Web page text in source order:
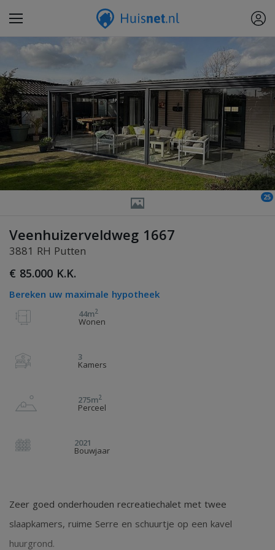
25
Veenhuizerveldweg 1667
3881 RH Putten
€ 85.000 K.K.
Bereken uw maximale hypotheek
44m2
Wonen
3
Kamers
275m2
Perceel
2021
Bouwjaar
Zeer goed onderhouden recreatiechalet met twee
slaapkamers, ruime Serre en schuurtje op een kavel
huurgrond.